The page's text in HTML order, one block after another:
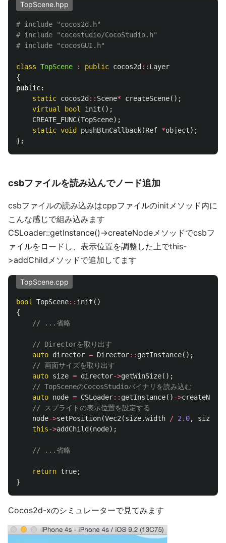
TopScene.hpp
# include "cocos2d.h"
# include "cocostudio/CocoStudio.h"
class TopScene : public cocos2d :: Layer
{
public:
static cocos2d :: Scene* createScene();
virtual
bool init ();
CREATE_FUNC(TopScene);
static void pushBtnCallback(Ref *object);
};
csbファイルを読み込んでノード追加
csbファイルの読み込みはcppファイルのinitメソッド内に
こんな感じで組み込みます
CSLoader::getInstance()->createNodeメソッドでcsbフ
ァイルをロードし、表示位置を調整した上でthis-
>addChildメソッドで追加してます
TopScene.cpp
bool TopScene:: init ()
{
// ...省略
// Directorを取り出す
auto director = Director:: getInstance();
// 画面サイズを取り出す
auto size = director->getWinSize();
// TopSceneのCocosStudioバイナリを読み込む
auto node = CSLoader:: getInstance() ->createNode
// スプライトの表示位置を設定する
node->setPosition(Vec2 (size.width / 2.0, size
this->addChild (node);
// ...省略
return true;
}
Cocos2d-xのシミュレーターで見てみます